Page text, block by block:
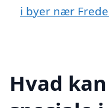
i byer nær
Hvad